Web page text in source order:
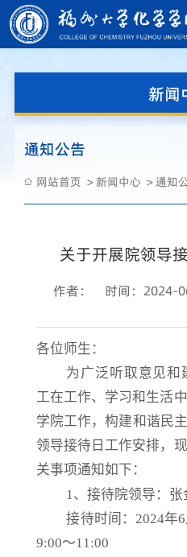
新闻
通知公告
网站首页 新闻中心 通知
关于开展院领导
作者： 时间：2024-
各位师生：
为广泛听取意见和
工在工作、学习和生活
学 院工作，构建和谐民
领导接待日工作安排，
关事项通知如下：
1、接待院领导：张
接待时间：2024年
9:00～11:00